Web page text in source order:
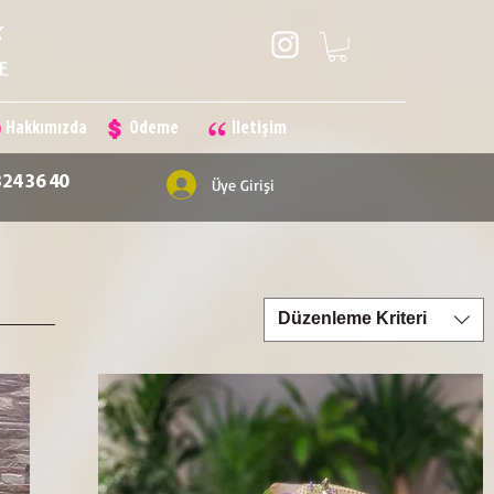
Hakkımızda Ödeme İletişim
Üye Girişi
36 40
Düzenleme Kriteri